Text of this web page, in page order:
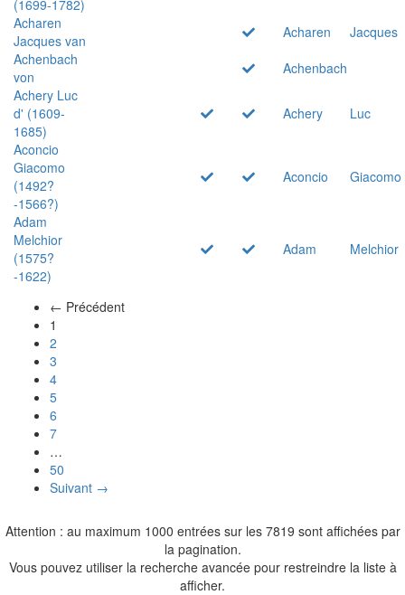
(1699-1782)
Acharen
Jacques van
Acharen
Jacques
Achenbach
von
Achenbach
Achery Luc
d' (1609-
1685)
Achery
Luc
Aconcio
Giacomo
(1492?
-1566?)
Aconcio Giacomo
Adam
Melchior
(1575?
-1622)
Adam Melchior
← Précédent
1
2
3
4
5
6
7
…
50
Suivant →
Attention : au maximum 1000 entrées sur les 7819 sont affichées par
la pagination.
Vous pouvez utiliser la recherche avancée pour restreindre la liste à
afficher.